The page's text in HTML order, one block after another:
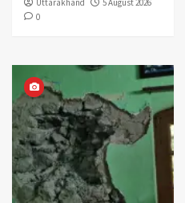
Uttarakhand
5 August 2026
0